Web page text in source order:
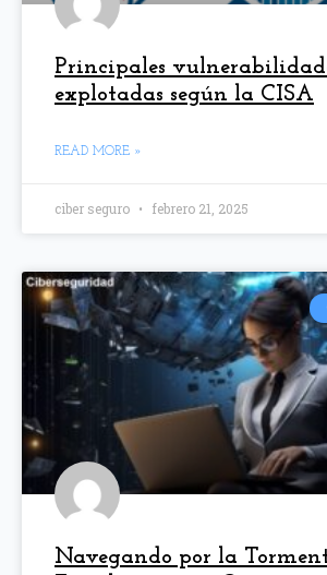
Principales
explotadas según la CISA
READ MORE »
ciber seguro febrero 21, 2025
Navegando por la